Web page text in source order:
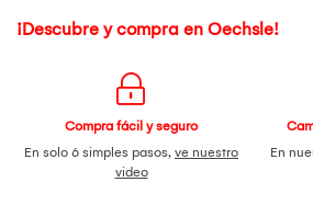
¡Descubre y compra en Oechsle!
Compra fácil y seguro
En solo 6 simples pasos, ve nuestro
video
En